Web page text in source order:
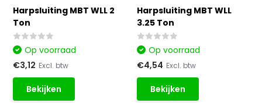
Harpsluiting MBT WLL 2
Ton
Op voorraad
€3,12 Excl. btw
Bekijken
Harpsluiting MBT WLL
3.25 Ton
Op voorraad
€4,54 Excl. btw
Bekijken